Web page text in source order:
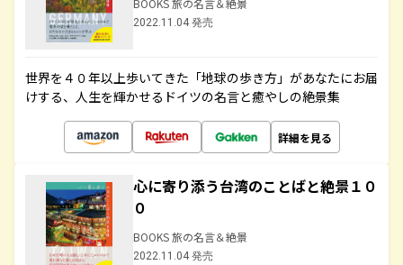
BOOKS 旅の名言＆絶景
2022.11.04 発売
世界を４０年以上歩いてきた「地球の歩き方」があなたにお届
けする、人生を輝かせるドイツの名言と癒やしの絶景集
詳細を見る
心に寄り添う台湾のことばと絶景１０
０
BOOKS 旅の名言＆絶景
2022.11.04 発売